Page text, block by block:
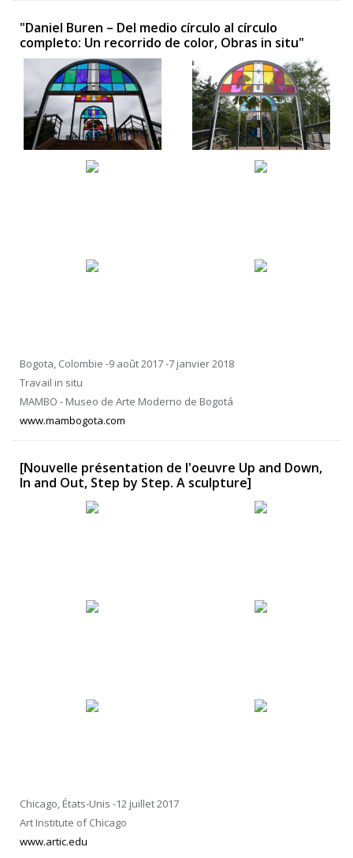
"Daniel Buren – Del medio círculo al círculo
completo: Un recorrido de color, Obras in situ"
Bogota, Colombie -9 août 2017 -7 janvier 2018
Travail in situ
MAMBO - Museo de Arte Moderno de Bogotá
www.mambogota.com
[Nouvelle présentation de l'oeuvre Up and Down,
In and Out, Step by Step. A sculpture]
Chicago, États-Unis -12 juillet 2017
Art Institute of Chicago
www.artic.edu